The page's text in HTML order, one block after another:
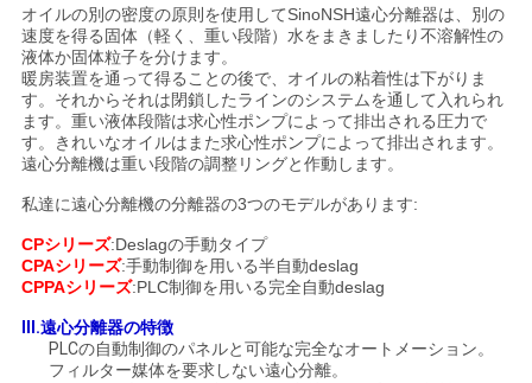
引
用
を
要
求
し
な
さ
オイルの別の密度の原則を使用してSinoNSH遠心分離器は、別の
速度を得る固体（軽く、重い段階）水をまきましたり不溶解性の
液体か固体粒子を分けます。
暖房装置を通って得ることの後で、オイルの粘着性は下がりま
す。それからそれは閉鎖したラインのシステムを通して入れられ
ます。重い液体段階は求心性ポンプによって排出される圧力で
す。きれいなオイルはまた求心性ポンプによって排出されます。
遠心分離機は重い段階の調整リングと作動します。
私達に遠心分離機の分離器の3つのモデルがあります:
CPシリーズ:Deslagの手動タイプ
CPAシリーズ:手動制御を用いる半自動deslag
CPPAシリーズ:PLC制御を用いる完全自動deslag
III.遠心分離器の特徴
PLCの自動制御のパネルと可能な完全なオートメーション。
フィルター媒体を要求しない遠心分離。